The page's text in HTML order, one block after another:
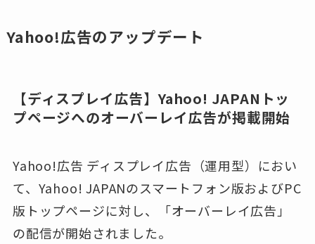
Yahoo!広告のアップデート
【ディスプレイ広告】Yahoo! JAPANトッ
プページへのオーバーレイ広告が掲載開始
Yahoo!広告 ディスプレイ広告（運用型）におい
て、Yahoo! JAPANのスマートフォン版およびPC
版トップページに対し、「オーバーレイ広告」
の配信が開始されました。